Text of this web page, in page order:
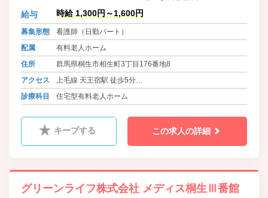
供・個別性を重視した介護保険サー
ビスのご提案をさせていただきま
まで医療機関と連携を図り、「終の
行ってまいります。
給与 時給 1,300円～1,600円
募集形態
看護師（日勤パート）
配属
有料老人ホーム
住所
群馬県桐生市相生町3丁目176番地8
アクセス
上毛線 天王宿駅 徒歩5分
東武桐生線 相老駅 徒歩12分
診療科目 住宅型有料老人ホーム
キープする この求人の詳細
グリーンライフ株式会社 メディス桐生Ⅲ番館